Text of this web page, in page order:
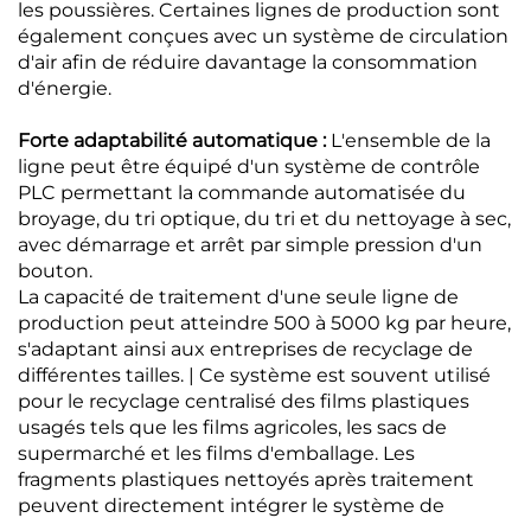
les poussières. Certaines lignes de production sont
également conçues avec un système de circulation
d'air afin de réduire davantage la consommation
d'énergie.
Forte adaptabilité automatique : L'ensemble de la
ligne peut être équipé d'un système de contrôle
PLC permettant la commande automatisée du
broyage, du tri optique, du tri et du nettoyage à sec,
avec démarrage et arrêt par simple pression d'un
bouton.
La capacité de traitement d'une seule ligne de
production peut atteindre 500 à 5000 kg par heure,
s'adaptant ainsi aux entreprises de recyclage de
différentes tailles. | Ce système est souvent utilisé
pour le recyclage centralisé des films plastiques
usagés tels que les films agricoles, les sacs de
supermarché et les films d'emballage. Les
fragments plastiques nettoyés après traitement
peuvent directement intégrer le système de